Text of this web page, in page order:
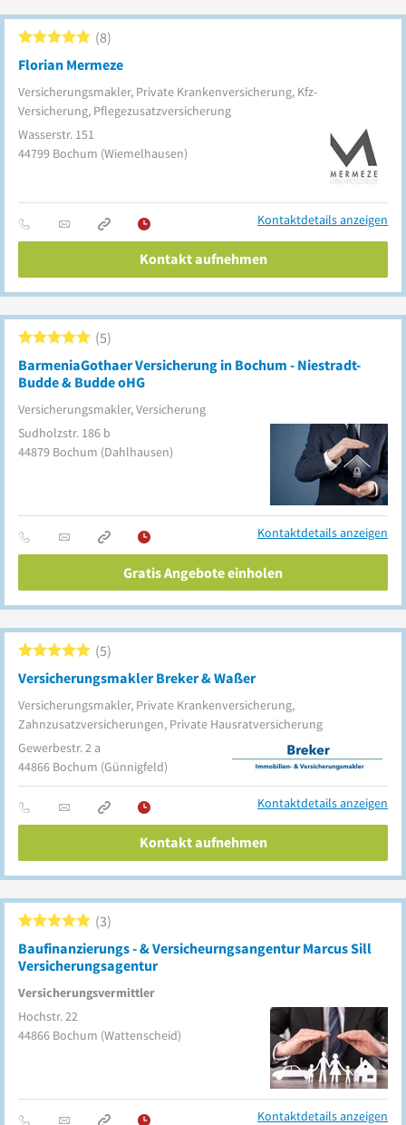
Florian Mermeze
Versicherungsmakler, Private Krankenversicherung, Kfz-
Versicherung, Pflegezusatzversicherung
8
Wasserstr. 151
44799 Bochum (Wiemelhausen)
Kontaktdetails anzeigen
Kontakt aufnehmen
BarmeniaGothaer Versicherung in Bochum - Niestradt-
Budde & Budde oHG
Versicherungsmakler, Versicherung
5
Sudholzstr. 186 b
44879 Bochum (Dahlhausen)
Kontaktdetails anzeigen
Gratis Angebote einholen
Versicherungsmakler Breker & Waßer
Versicherungsmakler, Private Krankenversicherung,
Zahnzusatzversicherungen, Private Hausratversicherung
5
Gewerbestr. 2 a
44866 Bochum (Günnigfeld)
Kontaktdetails anzeigen
Kontakt aufnehmen
Baufinanzierungs - & Versicheurngsangentur Marcus Sill
Versicherungsagentur
Versicherungsvermittler
3
Hochstr. 22
44866 Bochum (Wattenscheid)
Kontaktdetails anzeigen